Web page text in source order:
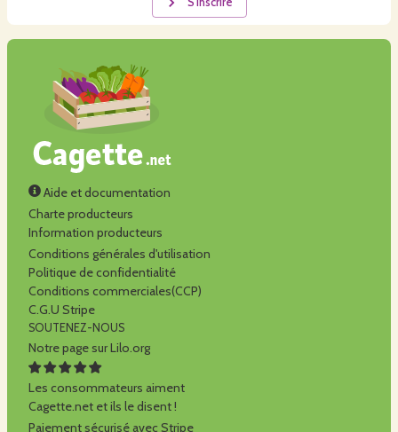
Aide et documentation
Charte producteurs
Information producteurs
Conditions générales d'utilisation
Politique de confidentialité
Conditions commerciales(CCP)
C.G.U Stripe
SOUTENEZ-NOUS
Notre page sur Lilo.org
Les consommateurs aiment
Cagette.net et ils le disent !
Paiement sécurisé avec Stripe